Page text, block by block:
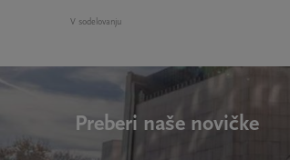
V sodelovanju
Preberi naše novičke